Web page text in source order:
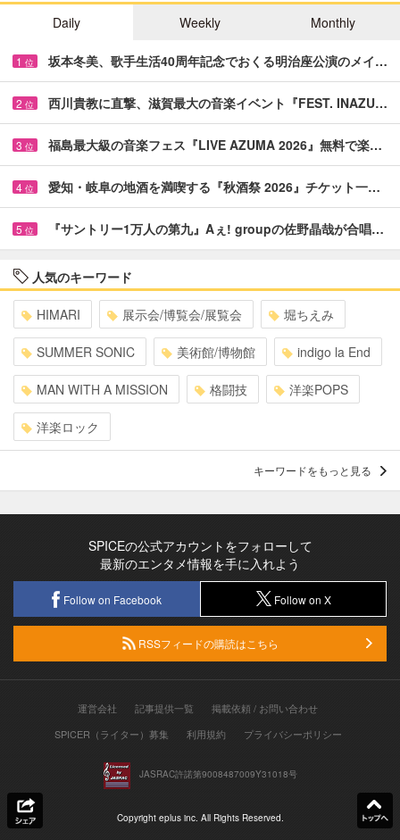
Daily
Weekly Monthly
1 位 坂本冬美、歌手生活40周年記念でおくる明治座公演のメイ…
2 位 西川貴教に直撃、滋賀最大の音楽イベント『FEST. INAZU…
3 位 福島最大級の音楽フェス『LIVE AZUMA 2026』無料で楽…
4 位 愛知・岐阜の地酒を満喫する『秋酒祭 2026』チケット一…
5 位 『サントリー1万人の第九』Aぇ! groupの佐野晶哉が合唱…
人気のキーワード
HIMARI 展示会/博覧会/展覧会 堀ちえみ
SUMMER SONIC 美術館/博物館 indigo la End
MAN WITH A MISSION 格闘技 洋楽POPS
洋楽ロック
キーワードをもっと見る
SPICEの公式アカウントをフォローして
最新のエンタメ情報を手に入れよう
Follow on Facebook Follow on X
RSSフィードの購読はこちら
運営会社 記事提供一覧
掲載依頼 / お問い合わせ
SPICER（ライター）募集
利用規約 プライバシーポリシー
JASRAC許諾第9008487009Y31018号
Copyright eplus inc. All Rights Reserved.